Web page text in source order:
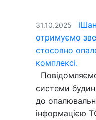
31.10.2025
отримуємо
стосовно
комплексі.
системи
до
інформацією